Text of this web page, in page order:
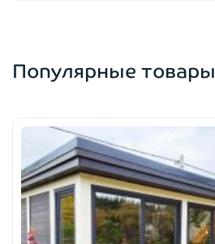
Популярные товары